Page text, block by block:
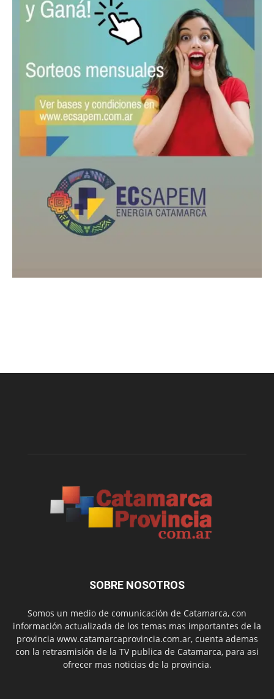
SOBRE NOSOTROS
Somos un medio de comunicación de Catamarca, con
información actualizada de los temas mas importantes de la
provincia www.catamarcaprovincia.com.ar, cuenta ademas
con la retrasmisión de la TV publica de Catamarca, para asi
ofrecer mas noticias de la provincia.